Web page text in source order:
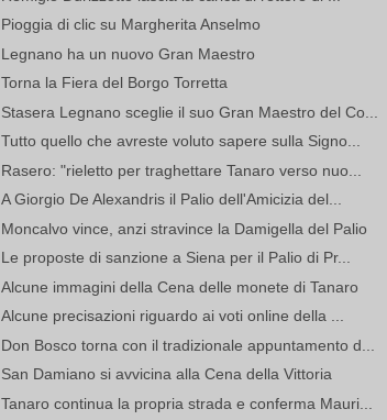
Pioggia di clic su Margherita Anselmo
Legnano ha un nuovo Gran Maestro
Torna la Fiera del Borgo Torretta
Stasera Legnano sceglie il suo Gran Maestro del Co...
Tutto quello che avreste voluto sapere sulla Signo...
Rasero: "rieletto per traghettare Tanaro verso nuo...
A Giorgio De Alexandris il Palio dell'Amicizia del...
Moncalvo vince, anzi stravince la Damigella del Palio
Le proposte di sanzione a Siena per il Palio di Pr...
Alcune immagini della Cena delle monete di Tanaro
Alcune precisazioni riguardo ai voti online della ...
Don Bosco torna con il tradizionale appuntamento d...
San Damiano si avvicina alla Cena della Vittoria
Tanaro continua la propria strada e conferma Mauri...